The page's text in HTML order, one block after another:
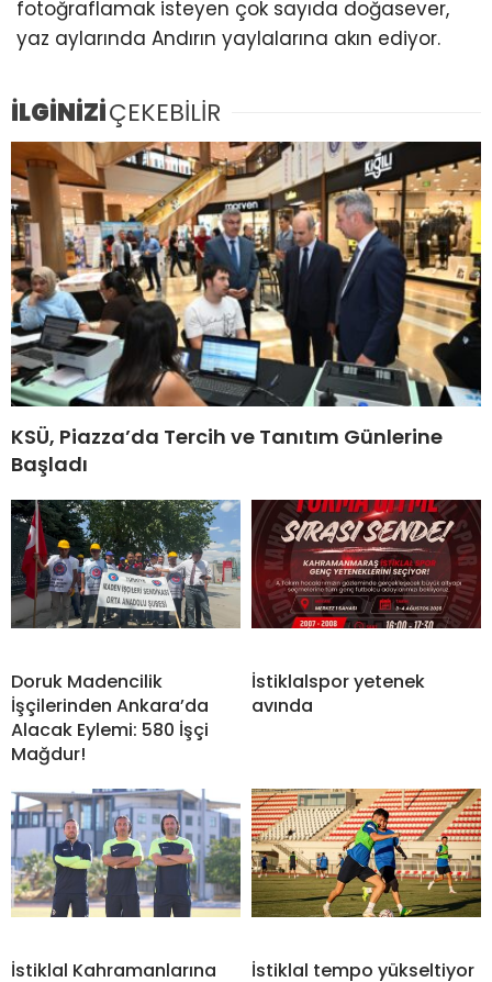
fotoğraflamak isteyen çok sayıda doğasever,
yaz aylarında Andırın yaylalarına akın ediyor.
İLGİNİZİÇEKEBİLİR
KSÜ, Piazza’da Tercih ve Tanıtım Günlerine
Başladı
Doruk Madencilik
İşçilerinden Ankara’da
Alacak Eylemi: 580 İşçi
Mağdur!
İstiklalspor yetenek
avında
İstiklal Kahramanlarına
İstiklal tempo yükseltiyor